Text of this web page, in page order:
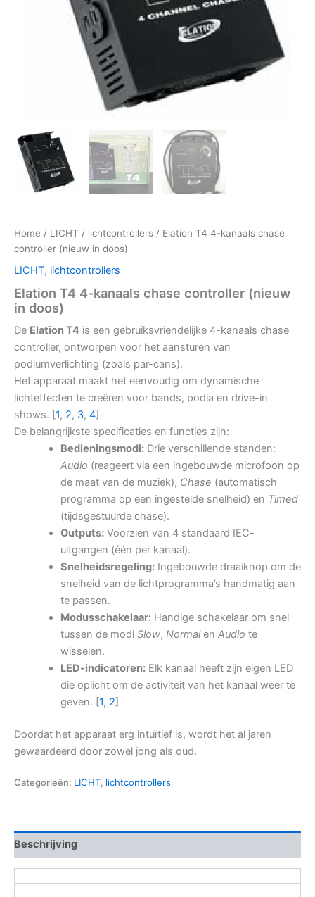
Home / LICHT / lichtcontrollers / Elation T4 4-kanaals chase
controller (nieuw in doos)
LICHT, lichtcontrollers
Elation T4 4-kanaals chase controller (nieuw
in doos)
De Elation T4 is een gebruiksvriendelijke 4-kanaals chase
controller, ontworpen voor het aansturen van
podiumverlichting (zoals par-cans).
Het apparaat maakt het eenvoudig om dynamische
lichteffecten te creëren voor bands, podia en drive-in
shows. [1, 2, 3, 4]
De belangrijkste specificaties en functies zijn:
Bedieningsmodi:Drie verschillende standen:
Audio (reageert via een ingebouwde microfoon op
de maat van de muziek), Chase (automatisch
programma op een ingestelde snelheid) en Timed
(tijdsgestuurde chase).
Outputs:Voorzien van 4 standaard IEC-
uitgangen (één per kanaal).
Snelheidsregeling:Ingebouwde draaiknop om de
snelheid van de lichtprogramma’s handmatig aan
te passen.
Modusschakelaar:Handige schakelaar om snel
tussen de modi Slow, Normalen Audio te
wisselen.
LED-indicatoren:Elk kanaal heeft zijn eigen LED
die oplicht om de activiteit van het kanaal weer te
geven. [1, 2]
Doordat het apparaat erg intuïtief is, wordt het al jaren
gewaardeerd door zowel jong als oud.
Categorieën: LICHT, lichtcontrollers
Beschrijving